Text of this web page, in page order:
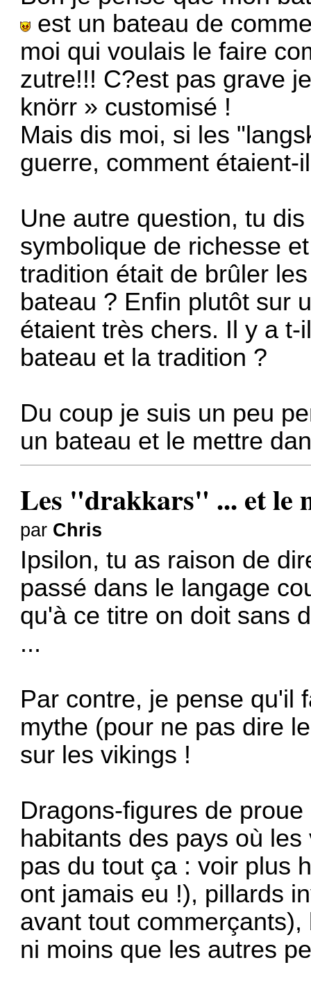
est un bateau de
moi qui voulais le faire
zutre!!! C?est pas grave
knörr » customisé !
Mais dis moi, si les
guerre, comment étaient-
Une autre question, tu
symbolique de richesse
tradition était de brûler
bateau ? Enfin plutôt sur
étaient très chers. Il y a
bateau et la tradition ?
Du coup je suis un peu
un bateau et le mettre
Les "drakkars" ... et le
par Chris
Ipsilon, tu as raison de
passé dans le langage
qu'à ce titre on doit sans
...
Par contre, je pense qu'il
mythe (pour ne pas dire
sur les vikings !
Dragons-figures de
habitants des pays où
pas du tout ça : voir plus
ont jamais eu !), pillards
avant tout
ni moins que les autres